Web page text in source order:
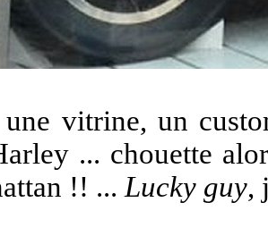
une vitrine, un
... chouette
!! ... Lucky guy,